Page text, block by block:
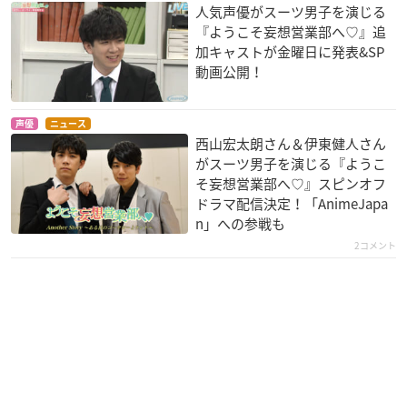
人気声優がスーツ男子を演じる
『ようこそ妄想営業部へ♡』追
加キャストが金曜日に発表&SP
動画公開！
声優 ニュース
西山宏太朗さん＆伊東健人さん
がスーツ男子を演じる『ようこ
そ妄想営業部へ♡』スピンオフ
ドラマ配信決定！「AnimeJapa
n」への参戦も
2コメント